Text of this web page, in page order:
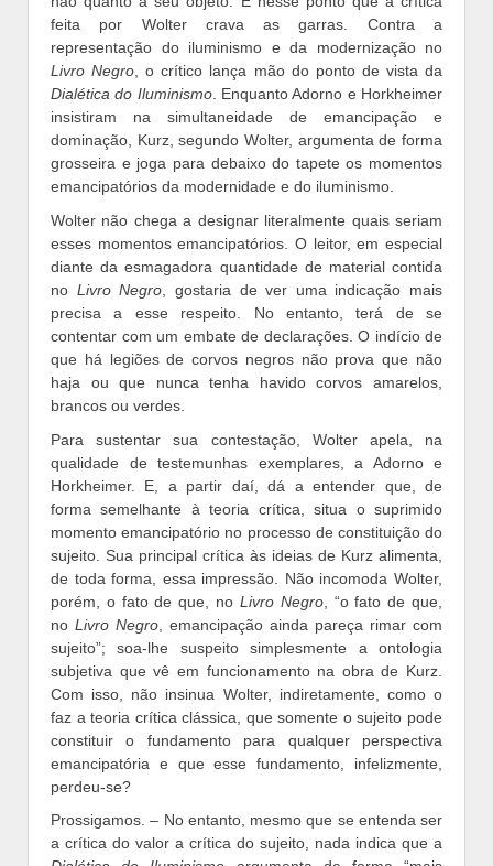
feita por Wolter crava as garras. Contra a
representação do iluminismo e da modernização no
Livro Negro , o crítico lança mão do ponto de vista da
Dialética do Iluminismo. Enquanto Adorno e Horkheimer
insistiram na simultaneidade de emancipação e
dominação, Kurz, segundo Wolter, argumenta de forma
grosseira e joga para debaixo do tapete os momentos
emancipatórios da modernidade e do iluminismo.
Wolter não chega a designar literalmente quais seriam
esses momentos emancipatórios. O leitor, em especial
diante da esmagadora quantidade de material contida
no Livro Negro , gostaria de ver uma indicação mais
precisa a esse respeito. No entanto, terá de se
contentar com um embate de declarações. O indício de
que há legiões de corvos negros não prova que não
haja ou que nunca tenha havido corvos amarelos,
brancos ou verdes.
Para sustentar sua contestação, Wolter apela, na
qualidade de testemunhas exemplares, a Adorno e
Horkheimer. E, a partir daí, dá a entender que, de
forma semelhante à teoria crítica, situa o suprimido
momento emancipatório no processo de constituição do
sujeito. Sua principal crítica às ideias de Kurz alimenta,
de toda forma, essa impressão. Não incomoda Wolter,
porém, o fato de que, no Livro Negro, “o fato de que,
no Livro Negro , emancipação ainda pareça rimar com
sujeito”; soa-lhe suspeito simplesmente a ontologia
subjetiva que vê em funcionamento na obra de Kurz.
Com isso, não insinua Wolter, indiretamente, como o
faz a teoria crítica clássica, que somente o sujeito pode
constituir o fundamento para qualquer perspectiva
emancipatória e que esse fundamento, infelizmente,
perdeu-se?
Prossigamos. – No entanto, mesmo que se entenda ser
a crítica do valor a crítica do sujeito, nada indica que a